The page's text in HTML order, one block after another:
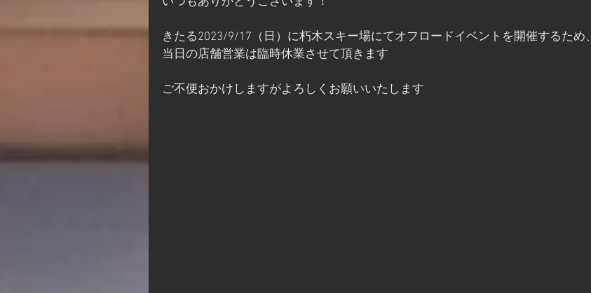
きたる2023/9/17（日）に朽木スキー場にてオフロードイベントを開催するため、
当日の店舗営業は臨時休業させて頂きます
ご不便おかけしますがよろしくお願いいたします